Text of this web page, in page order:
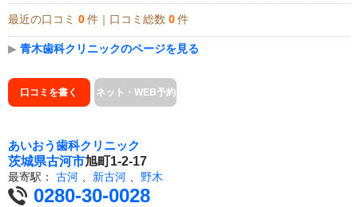
最近の口コミ 0 件｜口コミ総数 0 件
▶ 青木歯科クリニックのページを見る
口コミを書く ネット・WEB予約
あいおう歯科クリニック
茨城県古河市旭町1-2-17
最寄駅： 古河 新古河 野木
0280-30-0028